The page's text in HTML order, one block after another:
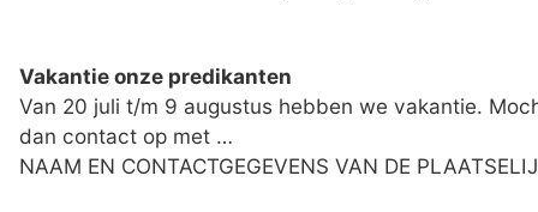
Vakantie onze predikanten
Van 20 juli t/m 9 augustus hebben we vakantie.
dan contact op met …
NAAM EN CONTACTGEGEVENS VAN DE